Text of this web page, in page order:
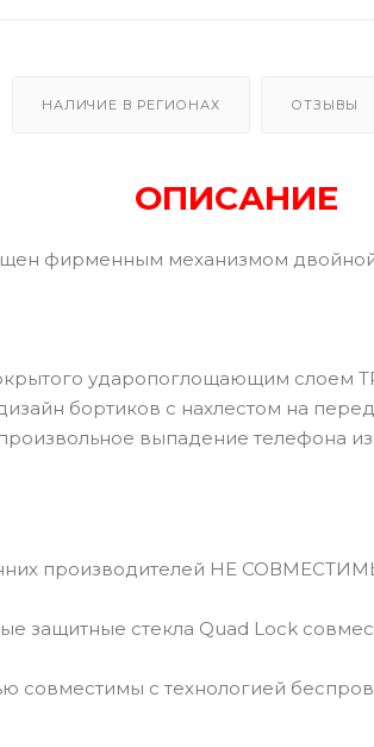
НАЛИЧИЕ В РЕГИОНАХ ОТЗЫВЫ
ОПИСАНИЕ
фирменным механизмом
ударопоглощающим слоем
бортиков с нахлестом на
выпадение телефона из
производителей НЕ
защитные стекла Quad Lock
совместимы с технологией